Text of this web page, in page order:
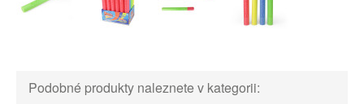
Podobné produkty naleznete v kategorii: